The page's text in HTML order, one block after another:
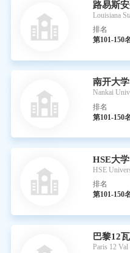
路易斯
Louisiana
排名
第101-150
南开大学
Nankai
排名
第101-150
HSE大学
HSE
排名
第101-150
巴黎12
Paris 12